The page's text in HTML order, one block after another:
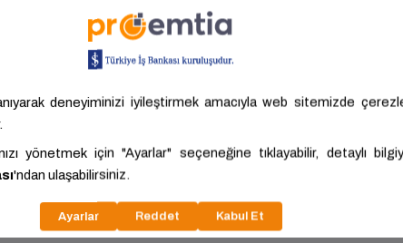
ANKARA -
₺/Ton
₺/Ton
Onurtaş
Demir
37.937,00 ₺/Ton